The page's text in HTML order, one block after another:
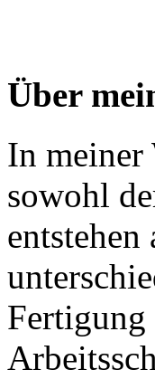
Über
In meiner
sowohl